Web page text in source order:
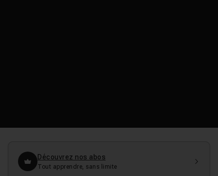
Découvrez nos abos
Tout apprendre, sans limite